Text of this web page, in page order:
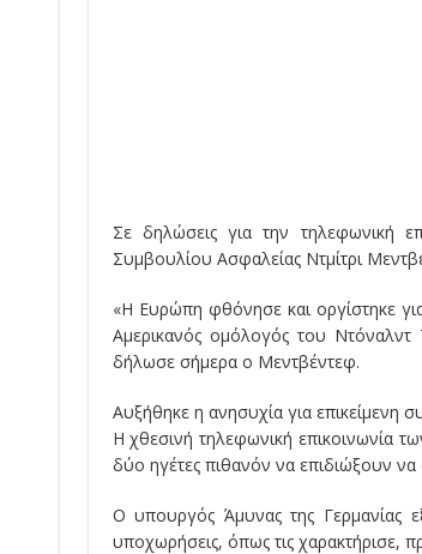
Σε δηλώσεις για την τηλεφωνική
Συμβουλίου Ασφαλείας Ντμίτρι
«Η Ευρώπη φθόνησε και οργίστηκε
Αμερικανός ομόλογός του Ντόναλντ
δήλωσε σήμερα ο Μεντβέντεφ.
Αυξήθηκε η ανησυχία για επικείμενη
Η χθεσινή τηλεφωνική επικοινωνία
δύο ηγέτες πιθανόν να επιδιώξουν
Ο υπουργός Άμυνας της Γερμανίας
υποχωρήσεις, όπως τις χαρακτήρισε,